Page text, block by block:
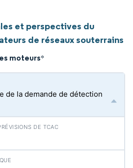
et perspectives du
de réseaux souterrains
moteurs*
de la demande de détection